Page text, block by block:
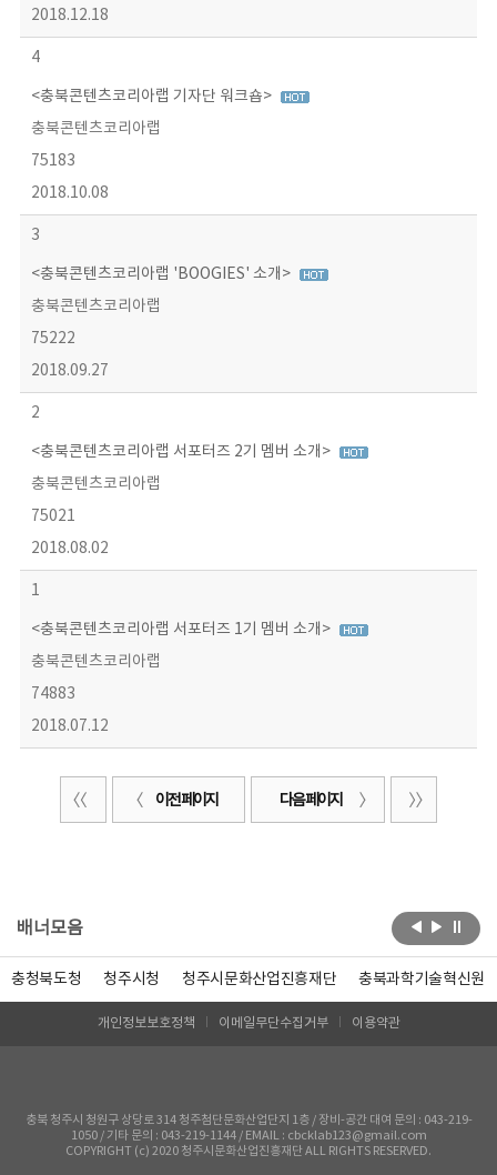
2018.12.18
4
<충북콘텐츠코리아랩 기자단 워크숍>
충북콘텐츠코리아랩
75183
2018.10.08
3
<충북콘텐츠코리아랩 'BOOGIES' 소개>
충북콘텐츠코리아랩
75222
2018.09.27
2
<충북콘텐츠코리아랩 서포터즈 2기 멤버 소개>
충북콘텐츠코리아랩
75021
2018.08.02
1
<충북콘텐츠코리아랩 서포터즈 1기 멤버 소개>
충북콘텐츠코리아랩
74883
2018.07.12
이전 페이지 다음 페이지
배너모음
충청북도청 청주시청 청주시문화산업진흥재단 충북과학기술혁신원
개인정보보호정책 이메일무단수집거부 이용약관
충북 청주시 청원구 상당로 314 청주첨단문화산업단지 1층 / 장비-공간 대여 문의 : 043-219-
1050 / 기타 문의 : 043-219-1144 / EMAIL : cbcklab123@gmail.com
COPYRIGHT (c) 2020 청주시문화산업진흥재단 ALL RIGHTS RESERVED.